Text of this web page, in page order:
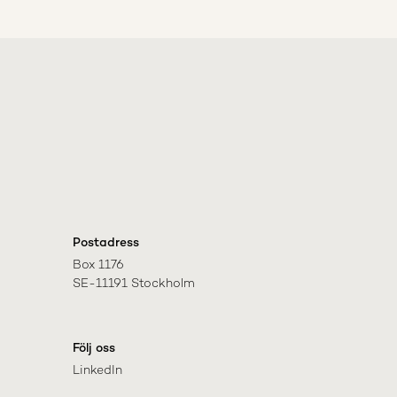
Postadress
Box 1176
SE-11191 Stockholm
Följ oss
LinkedIn